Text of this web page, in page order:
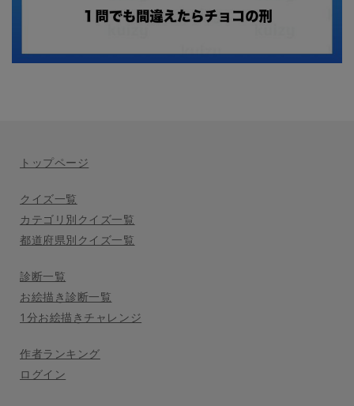
トップページ
クイズ一覧
カテゴリ別クイズ一覧
都道府県別クイズ一覧
診断一覧
お絵描き診断一覧
1分お絵描きチャレンジ
作者ランキング
ログイン